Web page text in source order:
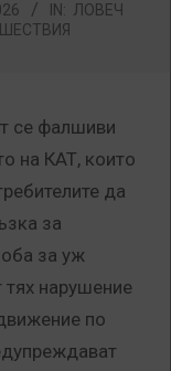
IN: ЛОВЕЧ
се фалшиви
на КАТ, които
да
за
за уж
нарушение
по